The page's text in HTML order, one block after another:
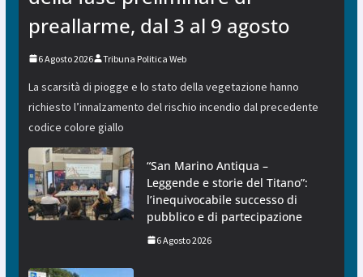
preallarme, dal 3 al 9 agosto
6 Agosto 2026 Tribuna Politica Web
La scarsità di piogge e lo stato della vegetazione hanno
richiesto l’innalzamento del rischio incendio dal precedente
codice colore giallo
“San Marino Antiqua –
Leggende e storie del Titano”:
l’inequivocabile successo di
pubblico e di partecipazione
6 Agosto 2026